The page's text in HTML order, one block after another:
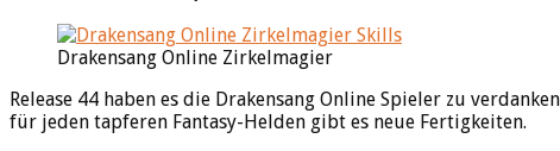
Drakensang Online Zirkelmagier
Release 44 haben es die Drakensang Online Spieler zu
für jeden tapferen Fantasy-Helden gibt es neue Fertigkeiten.